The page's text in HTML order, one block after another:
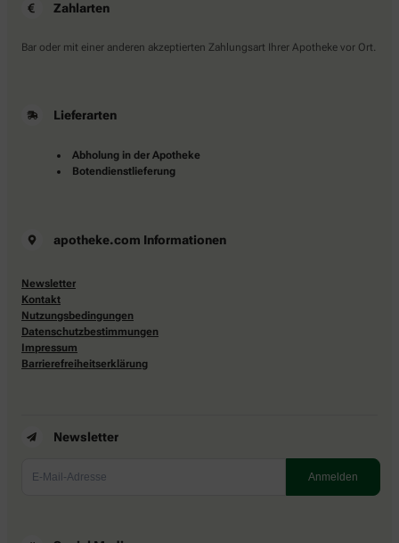
Zahlarten
Bar oder mit einer anderen akzeptierten Zahlungsart Ihrer Apotheke vor Ort.
Lieferarten
Abholung in der Apotheke
Botendienstlieferung
apotheke.com Informationen
Newsletter
Kontakt
Nutzungsbedingungen
Datenschutzbestimmungen
Impressum
Barrierefreiheitserklärung
Newsletter